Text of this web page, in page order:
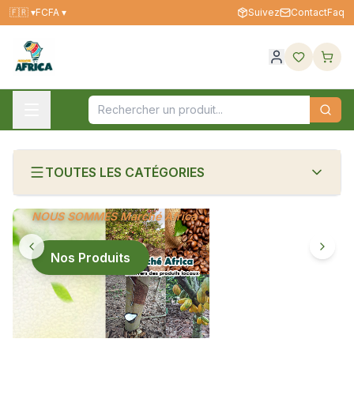
🇫🇷 ▾FCFA ▾ Suivez ContactFaq
TOUTES LES CATÉGORIES
NOUS SOMMES Marché Africa
Nos Produits